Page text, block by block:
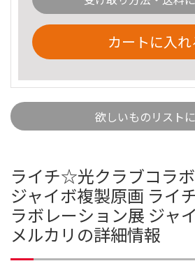
カートに入れ
欲しいものリスト
ライチ☆光クラブコラ
ジャイボ複製原画 ライ
ラボレーション展 ジャ
メルカリの詳細情報